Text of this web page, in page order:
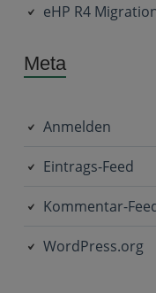
eHP R4
Meta
Anmelden
Eintrags-Feed
Kommentar-
WordPress.org